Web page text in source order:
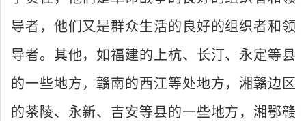
导者，他们又是群众生活的良好的组织者和领
导者。其他，如福建的上杭、长汀、永定等县
的一些地方，赣南的西江等处地方，湘赣边区
的茶陵、永新、吉安等县的一些地方，湘鄂赣